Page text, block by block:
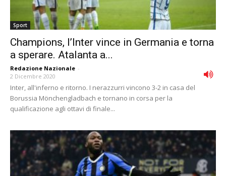
Sport
Champions, l’Inter vince in Germania e torna
a sperare. Atalanta a...
Redazione Nazionale -
2 Dicembre 2020
Inter, all'inferno e ritorno. I nerazzurri vincono 3-2 in casa del
Borussia Mönchengladbach e tornano in corsa per la
qualificazione agli ottavi di finale...